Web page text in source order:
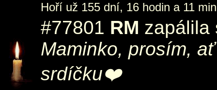
Hoří už 155 dní, 16 hodin a 11
#77801 RM
Maminko, prosím,
srdíčku❤️